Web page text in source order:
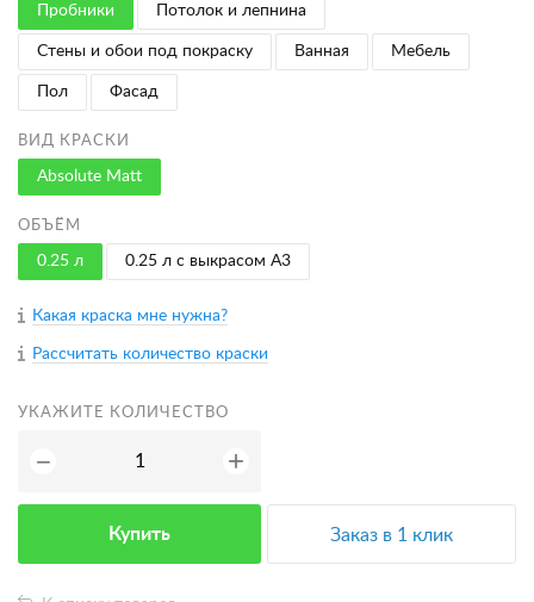
Пробники Потолок и лепнина
Стены и обои под покраску Ванная Мебель
Пол Фасад
ВИД КРАСКИ
Absolute Matt
ОБЪЁМ
0.25 л 0.25 л с выкрасом A3
Какая краска мне нужна?
Рассчитать количество краски
УКАЖИТЕ КОЛИЧЕСТВО
− +
Купить Заказ в 1 клик